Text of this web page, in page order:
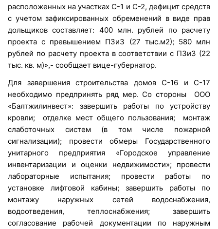
расположенных на участках С-1 и С-2, дефицит средств
с учетом зафиксированных обременений в виде прав
дольщиков составляет: 400 млн. рублей по расчету
проекта с превышением ПЗиЗ (27 тыс.м2); 580 млн
рублей по расчету проекта в соответствии с ПЗиЗ (22
тыс. кв. м)»,- сообщает вице-губернатор.
Для завершения строительства домов С-16 и С-17
необходимо предпринять ряд мер. Со стороны ООО
«Балтжилинвест»: завершить работы по устройству
кровли; отделке мест общего пользования; монтаж
слаботочных систем (в том числе пожарной
сигнализации); провести обмеры Государственного
унитарного предприятия «Городское управление
инвентаризации и оценки недвижимости»; провести
лабораторные испытания; провести работы по
установке лифтовой кабины; завершить работы по
монтажу наружных сетей водоснабжения,
водоотведения, теплоснабжения; завершить
согласование рабочей документации по наружным